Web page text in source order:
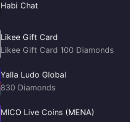
Habi Chat
Likee Gift Card
Likee Gift Card 100 Diamonds
Yalla Ludo Global
830 Diamonds
MICO Live Coins (MENA)